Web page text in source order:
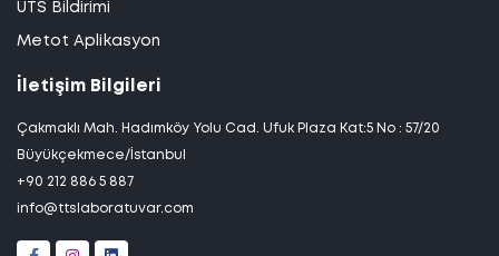
UTS Bildirimi
Metot Aplikasyon
İletişim Bilgileri
Çakmaklı Mah. Hadımköy Yolu Cad. Ufuk Plaza Kat:5 No : 57/20
Büyükçekmece/İstanbul
+90 212 886 5 887
info@ttslaboratuvar.com